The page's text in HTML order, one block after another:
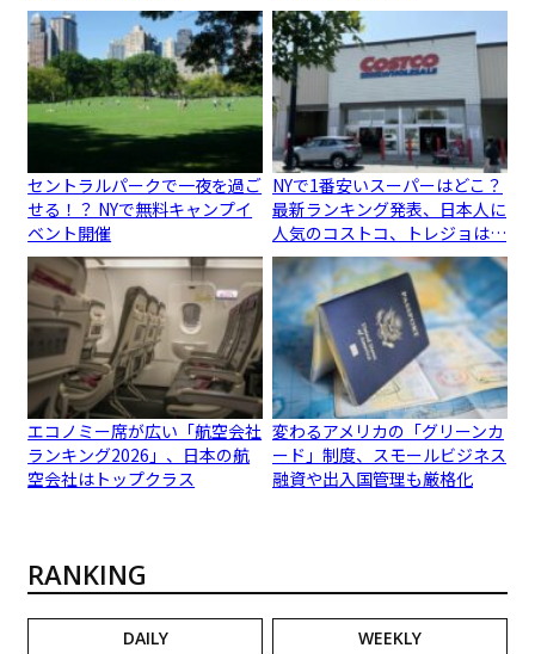
セントラルパークで一夜を過ご
せる！？ NYで無料キャンプイ
ベント開催
NYで1番安いスーパーはどこ？
最新ランキング発表、日本人に
人気のコストコ、トレジョは…
エコノミー席が広い「航空会社
ランキング2026」、日本の航
空会社はトップクラス
変わるアメリカの「グリーンカ
ード」制度、スモールビジネス
融資や出入国管理も厳格化
RANKING
DAILY WEEKLY